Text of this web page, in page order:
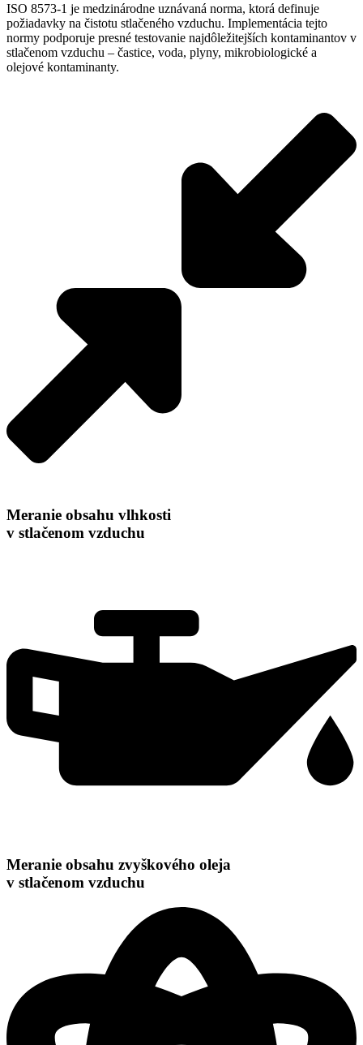
ISO 8573-1 je medzinárodne uznávaná norma, ktorá definuje
požiadavky na čistotu stlačeného vzduchu. Implementácia tejto
normy podporuje presné testovanie najdôležitejších kontaminantov v
stlačenom vzduchu – častice, voda, plyny, mikrobiologické a
olejové kontaminanty.
Meranie obsahu vlhkosti
v stlačenom vzduchu
Meranie obsahu zvyškového oleja
v stlačenom vzduchu